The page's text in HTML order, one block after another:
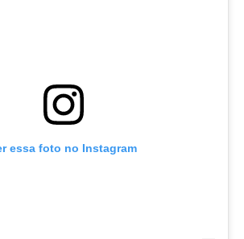
essa foto no Instagram